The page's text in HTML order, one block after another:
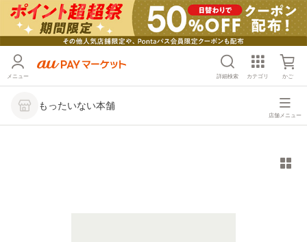
メニュー 詳細検索 カテゴリ かご
もったいない本舗
店舗メニュー